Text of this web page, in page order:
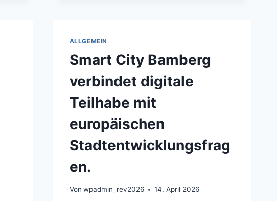
ALLGEMEIN
Smart City Bamberg
verbindet digitale
Teilhabe mit
europäischen
Stadtentwicklungsfrag
en.
Von wpadmin_rev2026 14. April 2026